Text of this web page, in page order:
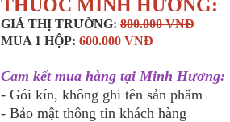
THUỐC MINH HƯƠNG:
GIÁ THỊ TRƯỜNG: 800.000 VNĐ
MUA 1 HỘP: 600.000 VNĐ
Cam kết mua hàng tại Minh Hương:
- Gói kín, không ghi tên sản phẩm
- Bảo mật thông tin khách hàng